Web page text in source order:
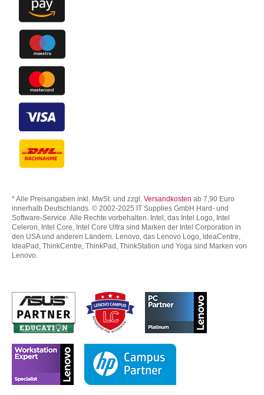
* Alle Preisangaben inkl. MwSt. und zzgl. Versandkosten ab 7,90 Euro
innerhalb Deutschlands. © 2002-2025 IT Supplies GmbH Hard- und
Software-Service. Alle Rechte vorbehalten. Intel, das Intel Logo, Intel
Celeron, Intel Core, Intel Core Ultra sind Marken der Intel Corporation in
den USA und anderen Ländern. Lenovo, das Lenovo Logo, IdeaCentre,
IdeaPad, ThinkCentre, ThinkPad, ThinkStation und Yoga sind Marken von
Lenovo.